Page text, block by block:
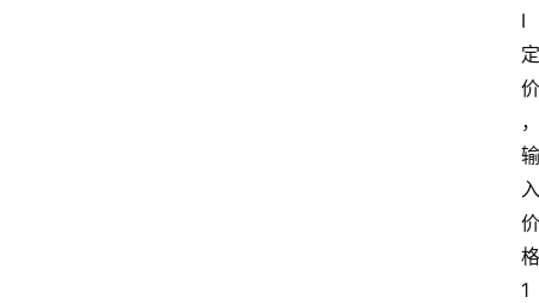
I
定
价
，
输
入
价
格
1